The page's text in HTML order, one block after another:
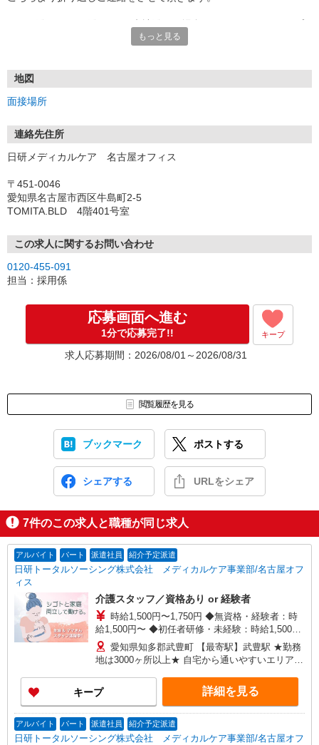
もっと見る
地図
面接場所
連絡先住所
日研メディカルケア 名古屋オフィス
〒451-0046
愛知県名古屋市西区牛島町2-5
TOMITA.BLD 4階401号室
この求人に関するお問い合わせ
0120-455-091
担当：採用係
応募画面へ進む
1分で応募完了!! キープ
求人応募期間：2026/08/01～2026/08/31
閲覧履歴を見る
ブックマーク ポストする
シェアする URLをシェア
7件のこの求人と職種が同じ求人
アルバイト パート 派遣社員 紹介予定派遣
日研トータルソーシング株式会社 メディカルケア事業部/名古屋オフ
ィス
介護スタッフ／資格あり or 経験者
時給1,500円〜1,750円 ◆無資格・経験者：時
給1,500円〜 ◆初任者研修・未経験：時給1,500
円〜 ◆初任者研修・経験者：時給1,600円〜 ◆介
護福祉士：時給1,750円〜 ※経験者は3ヶ月以上 ※
給与幅は経験・能力による ★週払いOK（規定あ
り）
愛知県知多郡武豊町 【最寄駅】武豊駅 ★勤務
地は3000ヶ所以上★ 自宅から通いやすいエリアな
キープ 詳細を見る
アルバイト パート 派遣社員 紹介予定派遣
日研トータルソーシング株式会社 メディカルケア事業部/名古屋オフ